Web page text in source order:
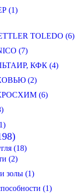
(1)
TOLEDO (6)
(7)
КФК (4)
(2)
(6)
(18)
(2)
золы (1)
(1)